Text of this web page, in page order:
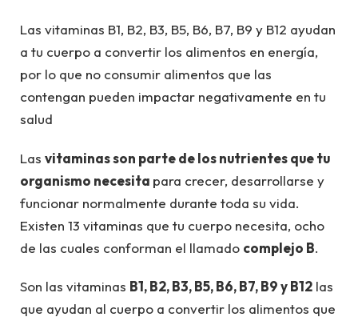
Las vitaminas B1, B2, B3, B5, B6, B7, B9 y B12 ayudan
a tu cuerpo a convertir los alimentos en energía,
por lo que no consumir alimentos que las
contengan pueden impactar negativamente en tu
salud
Las vitaminas son parte de los nutrientes que tu
organismo necesita para crecer, desarrollarse y
funcionar normalmente durante toda su vida.
Existen 13 vitaminas que tu cuerpo necesita, ocho
de las cuales conforman el llamado complejo B.
Son las vitaminas B1, B2, B3, B5, B6, B7, B9 y B12 las
que ayudan al cuerpo a convertir los alimentos que